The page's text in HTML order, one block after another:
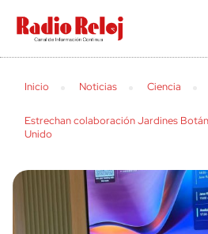
cerrar
Inicio Noticias Ciencia
Estrechan colaboración Jardines
Unido